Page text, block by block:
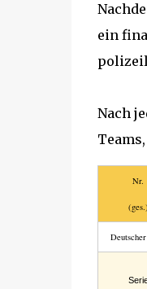
ein
Nach
Nr.
(ges.)